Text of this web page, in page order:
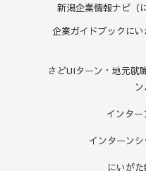
新潟企業情報ナビ（
企業ガイドブックに
さどUIターン・地元就
インタ
インターンシ
にいが